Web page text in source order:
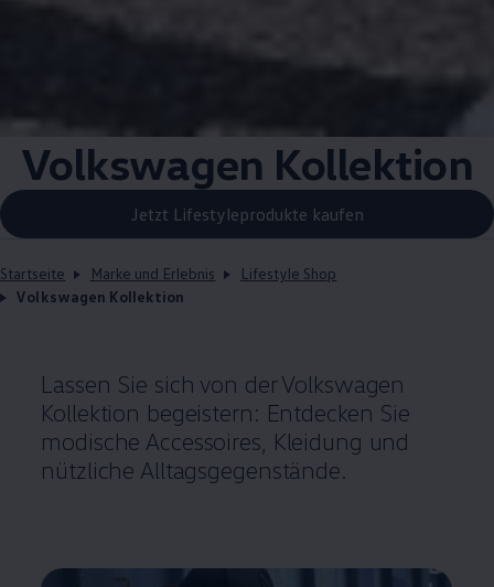
Volkswagen Kollektion
Jetzt Lifestyleprodukte kaufen
Startseite Marke und Erlebnis
Lifestyle Shop
Volkswagen Kollektion
Lassen Sie sich von der Volkswagen
Kollektion begeistern: Entdecken Sie
modische Accessoires, Kleidung und
nützliche Alltagsgegenstände.